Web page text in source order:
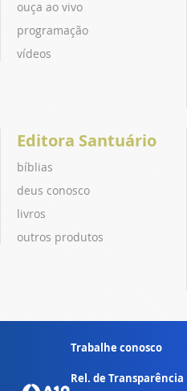
ouça ao vivo
programação
vídeos
Editora Santuário
bíblias
deus conosco
livros
outros produtos
Trabalhe conosco
Rel. de Transparência